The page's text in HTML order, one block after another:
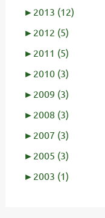
► 2013 (12)
► 2012 (5)
► 2011 (5)
► 2010 (3)
► 2009 (3)
► 2008 (3)
► 2007 (3)
► 2005 (3)
► 2003 (1)